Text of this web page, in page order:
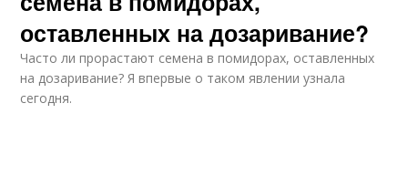
оставленных на дозаривание?
Часто ли прорастают семена в помидорах, оставленных
на дозаривание? Я впервые о таком явлении узнала
сегодня.